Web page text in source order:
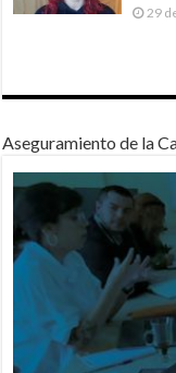
29
Aseguramiento de la